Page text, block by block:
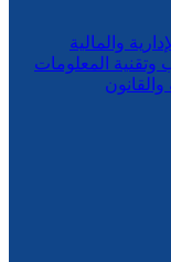
والمالية
وتقنية المعلومات